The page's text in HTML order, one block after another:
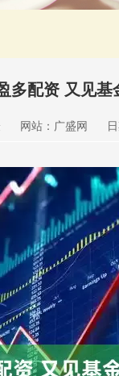
多配资 又见基
网站：广盛网